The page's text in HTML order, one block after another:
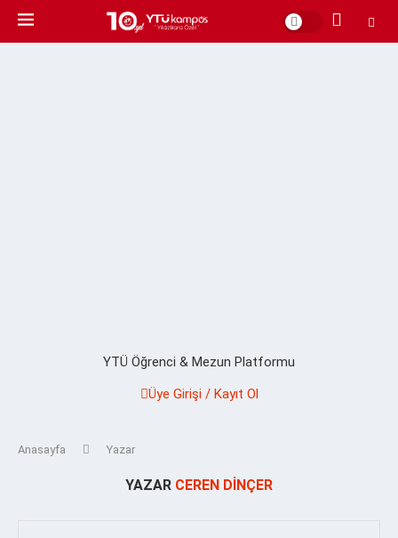
YTÜ Öğrenci & Mezun Platformu
Üye Girişi / Kayıt Ol
Anasayfa Yazar
YAZAR CEREN DINÇER